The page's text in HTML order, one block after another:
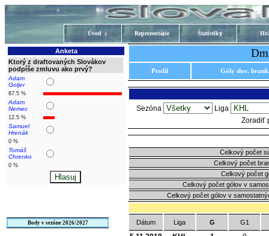
Úvod Reprezentácie Štatistiky
Anketa
Ktorý z draftovaných Slovákov
podpíše zmluvu ako prvý?
Adam
Goljer
87.5 %
Adam
Nemec
12.5 %
Samuel
Hrenák
0 %
Tomáš
Chrenko
0 %
Body v sezóne 2026/2027
Profil Góly slov.
Sezóna
Liga
Zoradiť
Celkový počet
Celkový počet
Celkový počet
Celkový počet gólov v
Celkový počet gólov v
Dátum Liga G G1